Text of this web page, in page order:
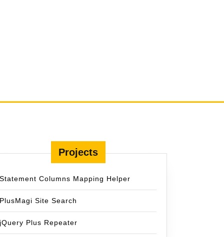
Projects
Statement Columns Mapping Helper
PlusMagi Site Search
jQuery Plus Repeater